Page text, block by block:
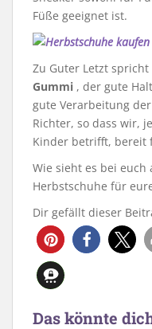
Füße geeignet ist.
Zu Guter Letzt spricht
Gummi , der gute
gute Verarbeitung
Richter, so dass wir,
Kinder betrifft, bereit
Wie sieht es bei euch
Herbstschuhe für
Dir gefällt dieser
4
Das könnte